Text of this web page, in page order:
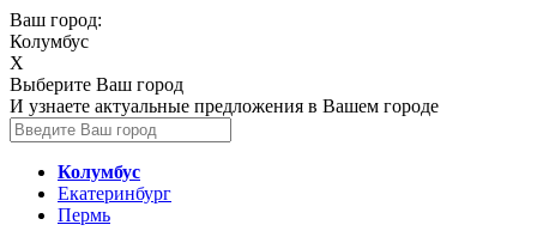
Ваш город:
Колумбус
X
Выберите Ваш город
И узнаете актуальные предложения в Вашем городе
Колумбус
Екатеринбург
Пермь